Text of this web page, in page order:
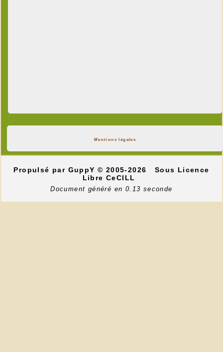
Mentions légales
Propulsé par GuppY© 2005-2026
Sous Licence
Libre CeCILL
Document généré en 0.13 seconde